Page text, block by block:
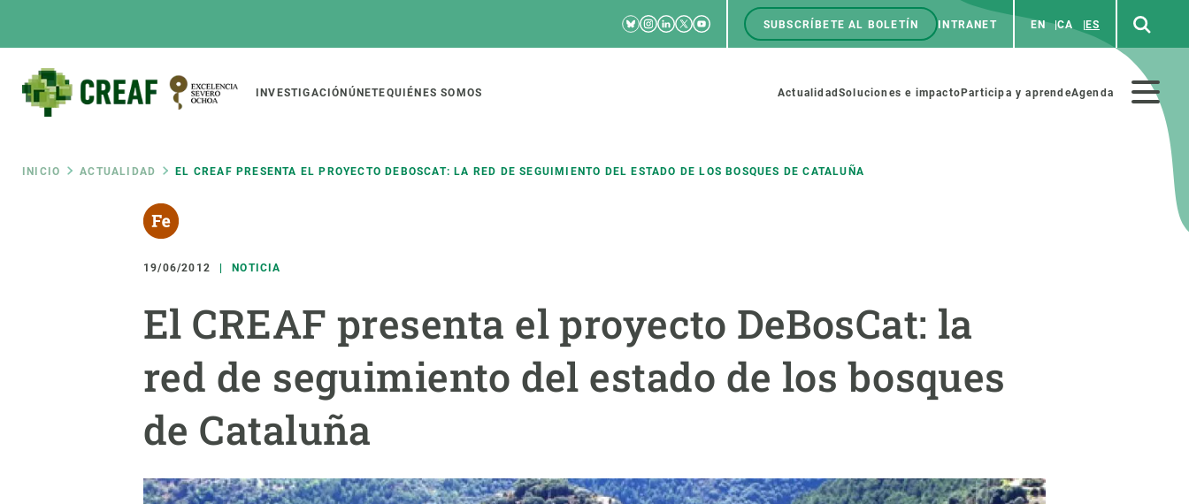
RRSS
Bluesky
Instagram
Linkedin
TwitterYoutube
Menú
top
SUBSCRÍBETE AL BOLETÍN INTRANET EN CA ES
Main
navigation
INVESTIGACIÓN ÚNETEQUIÉNES SOMOS
Menú
secundario
Actualidad Soluciones e impacto Participa y aprendeAgenda
Ruta
navegación
INICIO ACTUALIDAD EL CREAF PRESENTA EL PROYECTO DEBOSCAT: LA RED DE SEGUIMIENTO DEL ESTADO DE LOS BOSQUES DE CATALUÑA
19/06/2012 NOTICIA
El CREAF presenta el proyecto DeBosCat: la
red de seguimiento del estado de los bosques
de Cataluña
Featured
responsive
Responsive
menu
SOBRE NOSOTROS
Organización institucional
Oficina de prensa
Biodiversidad
Cambio global
Funcionamento de ecosistemas
Temas transversales
Synthesis Actions
Soluciones
Innovación
Política y gestión
Estrategia de Recursos Humanos
Pide tu MSCA-PF
Un lugar donde crecer
COLABORA